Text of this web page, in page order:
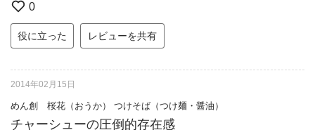
0
役に立った レビューを共有
2014年02月15日
めん創 桜花（おうか） つけそば（つけ麺・醤油）
チャーシューの圧倒的存在感